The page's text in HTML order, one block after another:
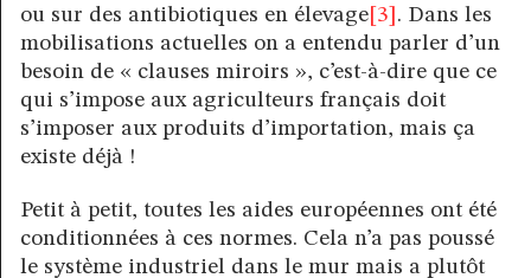
ou sur des antibiotiques en élevage[3] . Dans les
mobilisations actuelles on a entendu parler d’un
besoin de « clauses miroirs », c’est-à-dire que ce
qui s’impose aux agriculteurs français doit
s’imposer aux produits d’importation, mais ça
existe déjà !
Petit à petit, toutes les aides européennes ont été
conditionnées à ces normes. Cela n’a pas poussé
le système industriel dans le mur mais a plutôt